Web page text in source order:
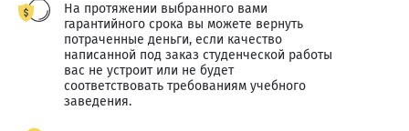
На протяжении выбранного вами
гарантийного срока вы можете вернуть
потраченные деньги, если качество
написанной под заказ студенческой работы
вас не устроит или не будет
соответствовать требованиям учебного
заведения.